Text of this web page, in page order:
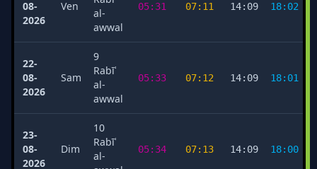
08-
2026
Ven
al-
awwal
05:31 07:11 14:09 18:02
22-
08-
2026
Sam
9
Rabīʿ
al-
awwal
05:33 07:12 14:09 18:01
23-
08-
2026
Dim
10
Rabīʿ
al-
05:34 07:13 14:09 18:00